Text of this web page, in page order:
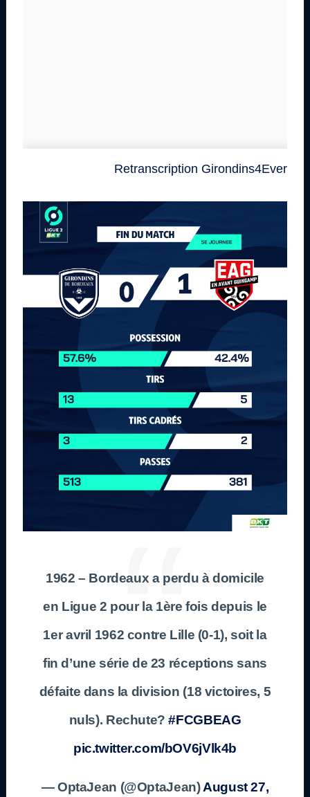
Retranscription Girondins4Ever
1962 – Bordeaux a perdu à domicile
en Ligue 2 pour la 1ère fois depuis le
1er avril 1962 contre Lille (0-1), soit la
fin d’une série de 23 réceptions sans
défaite dans la division (18 victoires, 5
nuls). Rechute?#FCGBEAG
pic.twitter.com/bOV6jVlk4b
— OptaJean (@OptaJean)August 27,